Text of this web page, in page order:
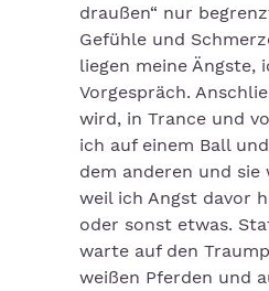
draußen“ nur
Gefühle und
liegen meine Ängste,
Vorgespräch.
wird, in Trance und
ich auf einem Ball
dem anderen und
weil ich Angst davor
oder sonst etwas.
warte auf den
weißen Pferden und